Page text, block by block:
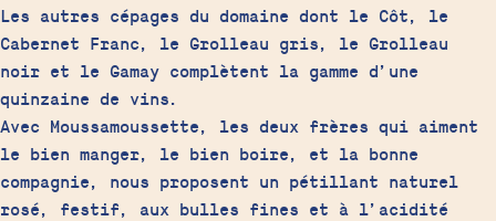
Les autres cépages du domaine dont le Côt, le
Cabernet Franc, le Grolleau gris, le Grolleau
noir et le Gamay complètent la gamme d’une
quinzaine de vins.
Avec Moussamoussette, les deux frères qui aiment
le bien manger, le bien boire, et la bonne
compagnie, nous proposent un pétillant naturel
rosé, festif, aux bulles fines et à l’acidité